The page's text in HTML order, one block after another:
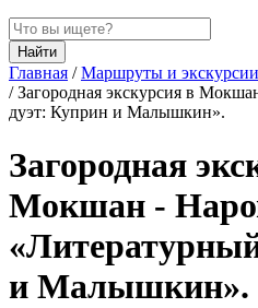
Найти
Главная / Маршруты и экскурсии
/Загородная экскурсия в
дуэт: Куприн и Малышкин».
Загородная
Мокшан -
и Малышкин».